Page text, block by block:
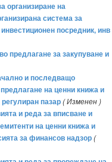
организиране на
система за
посредник, инв
предлагане за закупуване и
и последващо
на ценни книжа и
пазар( Изменен )
и реда за вписване и
на ценни книжа и
за финансов надзор(